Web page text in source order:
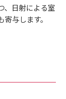
、日射による室
与します。